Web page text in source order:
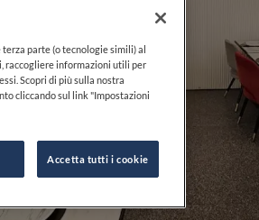
parte (o tecnologie simili) al
raccogliere informazioni utili per
Scopri di più sulla nostra
cliccando sul link "Impostazioni
Accetta tutti i cookie